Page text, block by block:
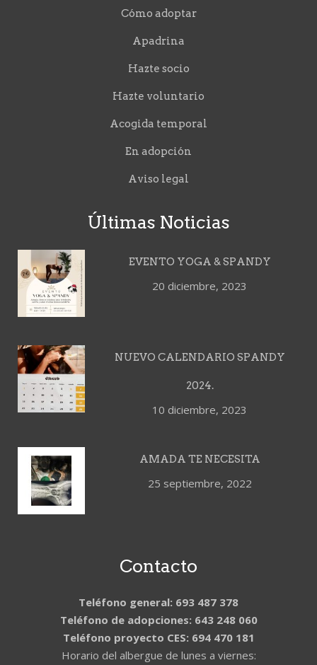
Cómo adoptar
Apadrina
Hazte socio
Hazte voluntario
Acogida temporal
En adopción
Aviso legal
Últimas Noticias
EVENTO YOGA & SPANDY
20 diciembre, 2023
NUEVO CALENDARIO SPANDY
2024.
10 diciembre, 2023
AMADA TE NECESITA
25 septiembre, 2022
Contacto
Teléfono general: 693 487 378
Teléfono de adopciones: 643 248 060
Teléfono proyecto CES: 694 470 181
Horario del albergue de lunes a viernes: